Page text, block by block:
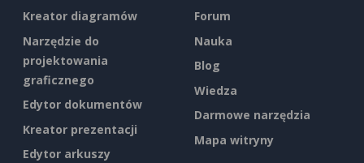
Kreator diagramów
Narzędzie do
projektowania
graficznego
Edytor dokumentów
Kreator prezentacji
Edytor arkuszy
Forum
Nauka
Blog
Wiedza
Darmowe narzędzia
Mapa witryny